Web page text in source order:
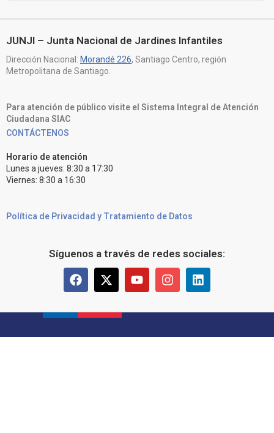
JUNJI – Junta Nacional de Jardines Infantiles
Dirección Nacional: Morandé 226, Santiago Centro, región
Metropolitana de Santiago.
Para atención de público visite el Sistema Integral de Atención
Ciudadana SIAC
CONTÁCTENOS
Horario de atención
Lunes a jueves: 8:30 a 17:30
Viernes: 8:30 a 16:30
Política de Privacidad y Tratamiento de Datos
Síguenos a través de redes sociales: